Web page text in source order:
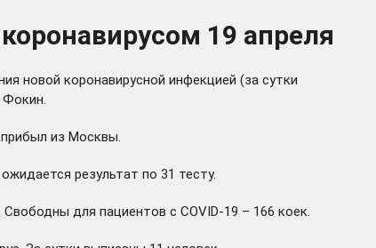
19 апреля
новой коронавирусной инфекцией (за сутки
из Москвы.
результат по 31 тесту.
для пациентов с COVID-19 – 166 коек.